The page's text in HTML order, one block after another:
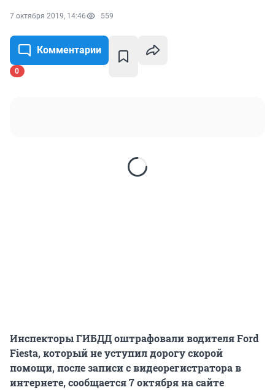
7 октября 2019, 14:46 559
Комментарии
0
Инспекторы ГИБДД оштрафовали водителя Ford
Fiesta, который не уступил дорогу скорой
помощи, после записи с видеорегистратора в
интернете, сообщается 7 октября на сайте